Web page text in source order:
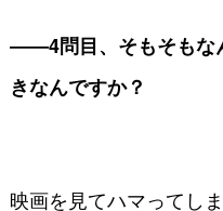
――4問目、そもそもな
きなんですか？
映画を見てハマってし